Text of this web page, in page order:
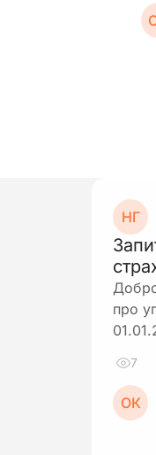
НГ
про
7
ОК